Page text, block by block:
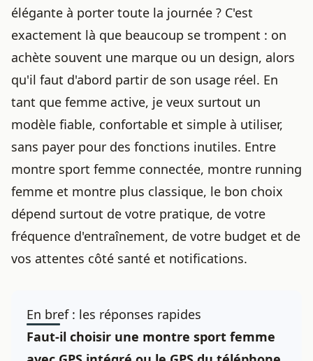
élégante à porter toute la journée ? C'est
exactement là que beaucoup se trompent : on
achète souvent une marque ou un design, alors
qu'il faut d'abord partir de son usage réel. En
tant que femme active, je veux surtout un
modèle fiable, confortable et simple à utiliser,
sans payer pour des fonctions inutiles. Entre
montre sport femme connectée, montre running
femme et montre plus classique, le bon choix
dépend surtout de votre pratique, de votre
fréquence d'entraînement, de votre budget et de
vos attentes côté santé et notifications.
En bref : les réponses rapides
Faut-il choisir une montre sport femme